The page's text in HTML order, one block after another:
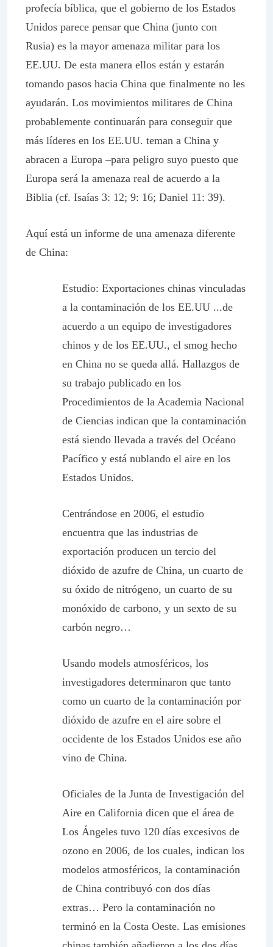
profecía bíblica, que el gobierno de los Estados
Unidos parece pensar que China (junto con
Rusia) es la mayor amenaza militar para los
EE.UU. De esta manera ellos están y estarán
tomando pasos hacia China que finalmente no les
ayudarán. Los movimientos militares de China
probablemente continuarán para conseguir que
más líderes en los EE.UU. teman a China y
abracen a Europa –para peligro suyo puesto que
Europa será la amenaza real de acuerdo a la
Biblia (cf. Isaías 3: 12; 9: 16; Daniel 11: 39).
Aquí está un informe de una amenaza diferente
de China:
Estudio: Exportaciones chinas vinculadas
a la contaminación de los EE.UU ...de
acuerdo a un equipo de investigadores
chinos y de los EE.UU., el smog hecho
en China no se queda allá. Hallazgos de
su trabajo publicado en los
Procedimientos de la Academia Nacional
de Ciencias indican que la contaminación
está siendo llevada a través del Océano
Pacífico y está nublando el aire en los
Estados Unidos.
Centrándose en 2006, el estudio
encuentra que las industrias de
exportación producen un tercio del
dióxido de azufre de China, un cuarto de
su óxido de nitrógeno, un cuarto de su
monóxido de carbono, y un sexto de su
carbón negro…
Usando models atmosféricos, los
investigadores determinaron que tanto
como un cuarto de la contaminación por
dióxido de azufre en el aire sobre el
occidente de los Estados Unidos ese año
vino de China.
Oficiales de la Junta de Investigación del
Aire en California dicen que el área de
Los Ángeles tuvo 120 días excesivos de
ozono en 2006, de los cuales, indican los
modelos atmosféricos, la contaminación
de China contribuyó con dos días
extras… Pero la contaminación no
terminó en la Costa Oeste. Las emisiones